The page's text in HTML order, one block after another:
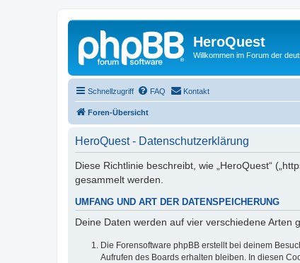
HeroQuest
Willkommen im Forum der
Schnellzugriff FAQ Kontakt
Foren-Übersicht
HeroQuest - Datenschutzerklärung
Diese Richtlinie beschreibt, wie „HeroQuest“
gesammelt werden.
UMFANG UND ART DER DATENSPEICHERUNG
Deine Daten werden auf vier verschiedene Arten
Die Forensoftware phpBB erstellt bei deinem
Aufrufen des Boards erhalten bleiben. In diesen